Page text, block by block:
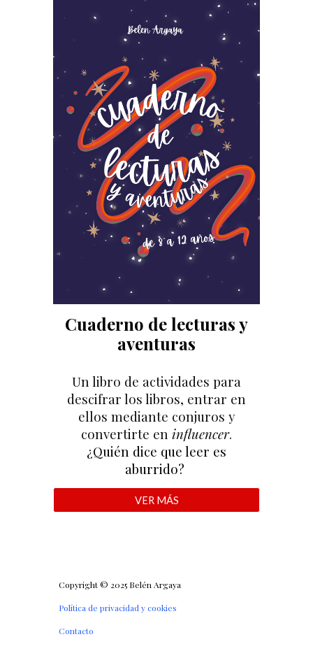
Cuaderno de lecturas y
aventuras
Un libro de actividades para
descifrar los libros, entrar en
ellos mediante conjuros y
convertirte en influencer.
¿Quién dice que leer es
aburrido?
VER MÁS
Copyright © 2025 Belén Argaya
Política de privacidad y cookies
Contacto